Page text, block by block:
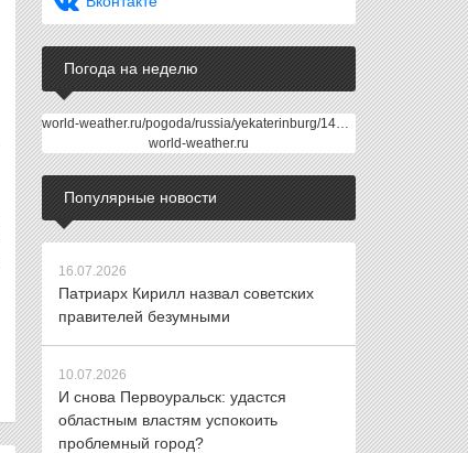
Погода на неделю
world-weather.ru/pogoda/russia/yekaterinburg/14days/
world-weather.ru
Популярные новости
16.07.2026
Патриарх Кирилл назвал советских
правителей безумными
10.07.2026
И снова Первоуральск: удастся
областным властям успокоить
проблемный город?